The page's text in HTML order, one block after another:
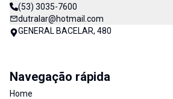
(53) 3035-7600
dutralar@hotmail.com
GENERAL BACELAR, 480
Navegação rápida
Home